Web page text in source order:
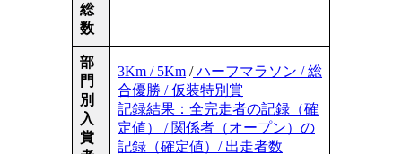
総
数
部
門
別
入
賞
3Km / 5Km /ハーフマラソン / 総
合優勝 / 仮装特別賞
記録結果：全完走者の記録（確
定値） / 関係者（オープン）の
記録（確定値）/ 出走者数